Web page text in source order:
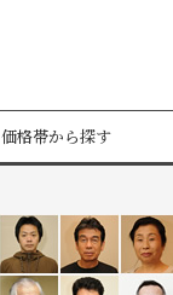
価格帯から探す